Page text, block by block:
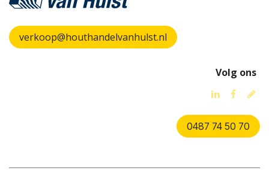
verkoop@houthandelvanhulst.nl
Volg ons
0487 74 50 70